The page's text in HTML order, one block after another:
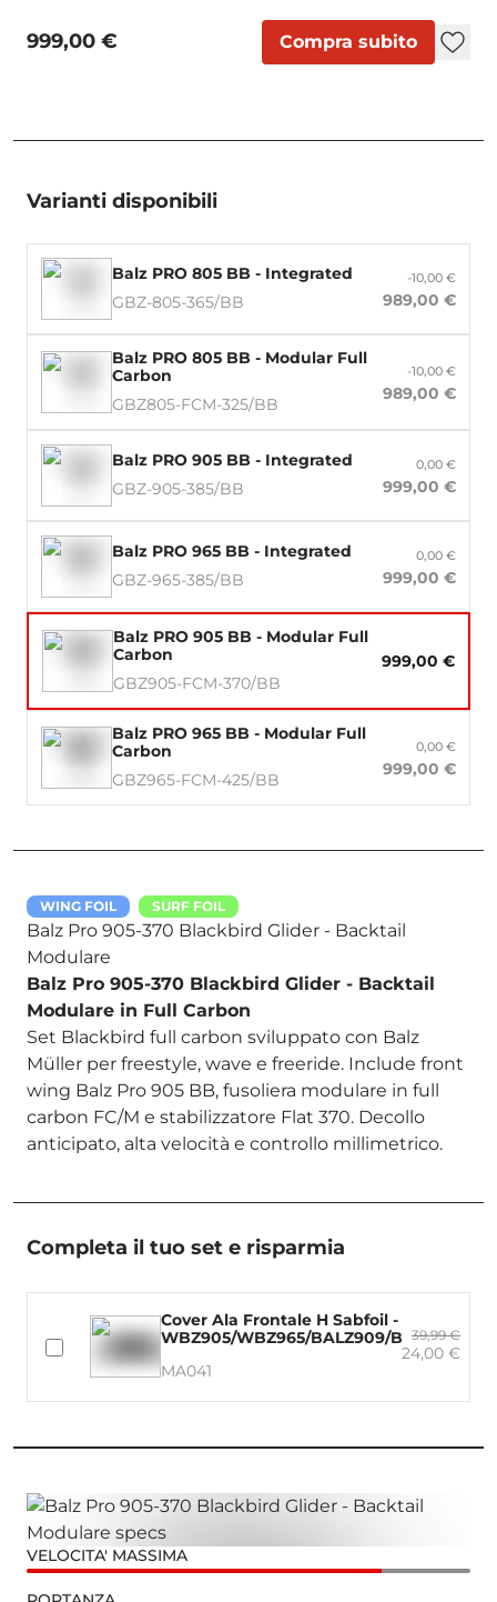
999,00 € Compra subito
Varianti disponibili
Balz PRO 805 BB - Integrated
GBZ-805-365/BB
-10,00 €
989,00 €
Balz PRO 805 BB - Modular Full
Carbon
GBZ805-FCM-325/BB
-10,00 €
989,00 €
Balz PRO 905 BB - Integrated
GBZ-905-385/BB
0,00 €
999,00 €
Balz PRO 965 BB - Integrated
GBZ-965-385/BB
0,00 €
999,00 €
Balz PRO 905 BB - Modular Full
Carbon
GBZ905-FCM-370/BB
999,00 €
Balz PRO 965 BB - Modular Full
Carbon
GBZ965-FCM-425/BB
0,00 €
999,00 €
WING FOIL SURF FOIL
Balz Pro 905-370 Blackbird Glider - Backtail
Modulare
Balz Pro 905-370 Blackbird Glider - Backtail
Modulare in Full Carbon
Set Blackbird full carbon sviluppato con Balz
Müller per freestyle, wave e freeride. Include front
wing Balz Pro 905 BB, fusoliera modulare in full
carbon FC/M e stabilizzatore Flat 370. Decollo
anticipato, alta velocità e controllo millimetrico.
Completa il tuo set e risparmia
Cover Ala Frontale H Sabfoil -
WBZ905/WBZ965/BALZ909/BALZ969/
MA041
39,99 €
24,00 €
VELOCITA' MASSIMA